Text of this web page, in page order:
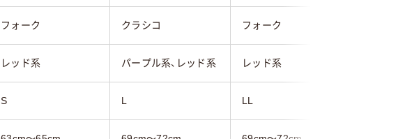
フォーク クラシコ フォーク
レッド系 パープル系、レッド系 レッド系
S L LL